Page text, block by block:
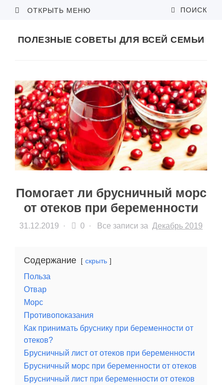
ОТКРЫТЬ МЕНЮ ПОИСК
ПОЛЕЗНЫЕ СОВЕТЫ ДЛЯ ВСЕЙ СЕМЬИ
Помогает ли брусничный морс
от отеков при беременности
31.12.2019 · 0 · Все записи за Декабрь 2019
Содержание скрыть
Польза
Отвар
Морс
Противопоказания
Как принимать бруснику при беременности от
отеков?
Брусничный лист от отеков при беременности
Брусничный морс при беременности от отеков
Брусничный лист при беременности от отеков